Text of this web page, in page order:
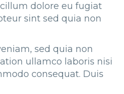
dolore eu fugiat
sint sed quia non
sed quia non
ullamco laboris nisi
consequat. Duis